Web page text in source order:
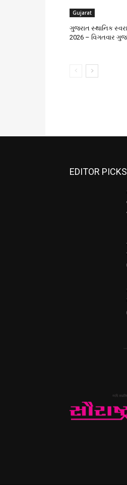
Gujarat
ગુજરાત સ્થાનિક
2026 – વિગતવાર
EDITOR PICKS